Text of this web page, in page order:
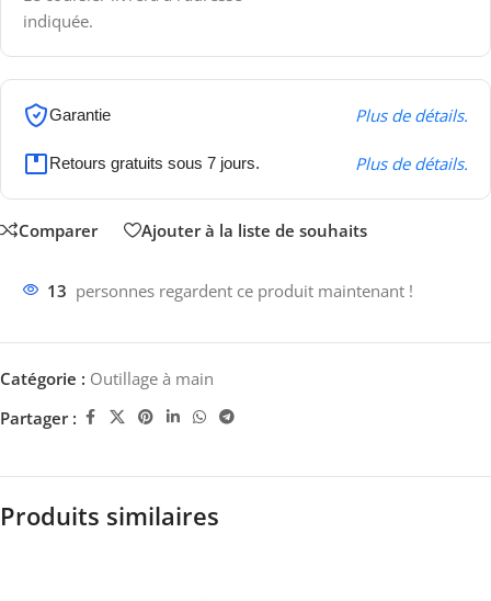
indiquée.
Garantie Plus de détails.
Retours gratuits sous 7 jours. Plus de détails.
Comparer Ajouter à la liste de souhaits
13 personnes regardent ce produit maintenant !
Catégorie : Outillage à main
Partager :
Produits similaires